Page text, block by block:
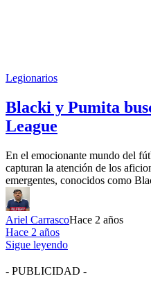
Legionarios
Blacki y Pumita
League
En el emocionante mundo del
capturan la atención de los
emergentes, conocidos como
Ariel CarrascoHace 2 años
Hace 2 años
Sigue leyendo
- PUBLICIDAD -